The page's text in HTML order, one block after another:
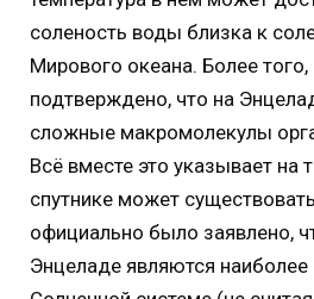
соленость воды близка к
Мирового океана. Более
подтверждено, что на
сложные макромолекулы
Всё вместе это указывает на
спутнике может
официально было заявлено,
Энцеладе являются